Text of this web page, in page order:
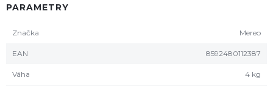
PARAMETRY
Značka Mereo
EAN 8592480112387
Váha 4 kg